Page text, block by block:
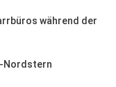
während der
Nordstern